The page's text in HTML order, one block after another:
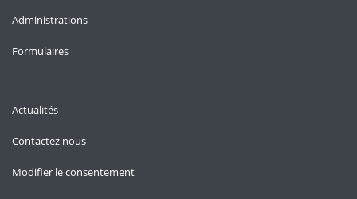
Administrations
Formulaires
Actualités
Contactez nous
Modifier le consentement